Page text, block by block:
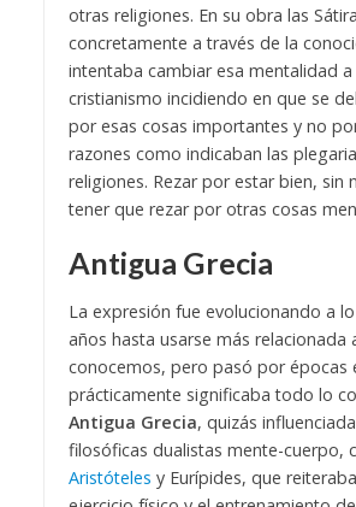
otras religiones. En su obra las
concretamente a través de la
intentaba cambiar esa mentalidad
cristianismo incidiendo en que se
por esas cosas importantes y no
razones como indicaban las
religiones. Rezar por estar bien, sin
tener que rezar por otras cosas
Antigua Grecia
La expresión fue evolucionando a
años hasta usarse más relacionada
conocemos, pero pasó por épocas
prácticamente significaba todo lo
Antigua Grecia, quizás
filosóficas dualistas mente-cuerpo,
Aristóteles y Eurípides, que